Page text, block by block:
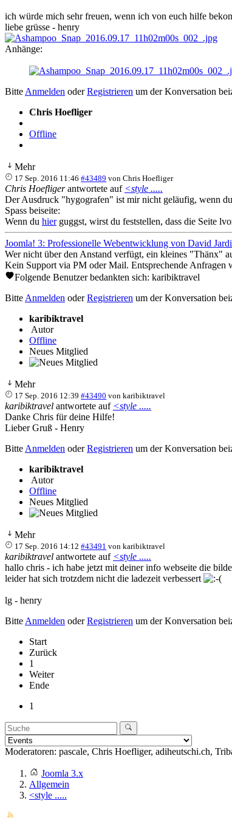
ich würde mich sehr freuen, wenn ich von euch hilfe
liebe grüsse - henry
Anhänge:
Bitte Anmelden oderRegistrieren um der Konversation
Chris Hoefliger
Offline
Mehr
17 Sep. 2016 11:46 #43489 vonChris Hoefliger
Chris Hoefligerantwortete auf <style .....
Der Ausdruck "hygografen" ist mir nicht geläufig, wenn
Spass beiseite:
Wenn du hierguggst, wirst du feststellen, dass die Seite
Joomla! 3: Professionelle Webentwicklung von David
Wer nicht über den Anstand verfügt, ein kleines "Thänx"
Kein Support via PM oder Mail. Entsprechende Anfragen
Folgende Benutzer bedankten sich: karibiktravel
Bitte Anmelden oderRegistrieren um der Konversation
karibiktravel
Autor
Offline
Neues Mitglied
Mehr
17 Sep. 2016 12:39 #43490 vonkaribiktravel
karibiktravel antwortete auf <style .....
Danke Chris für deine Hilfe!
Lieber Gruß - Henry
Bitte Anmelden oderRegistrieren um der Konversation
karibiktravel
Autor
Offline
Neues Mitglied
Mehr
17 Sep. 2016 14:12 #43491 vonkaribiktravel
karibiktravel antwortete auf <style .....
hallo chris - ich habe jetzt mit deiner info webseite die
leider hat sich trotzdem nicht die ladezeit verbessert
lg - henry
Bitte Anmelden oderRegistrieren um der Konversation
Start
Zurück
1
Weiter
Ende
1
Moderatoren: pascale, Chris Hoefliger, adiheutschi.ch,
Joomla 3.x
Allgemein
<style .....